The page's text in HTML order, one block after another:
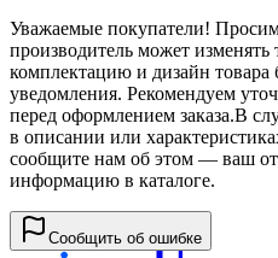
Уважаемые покупатели!
производитель может изменять
комплектацию и дизайн товара
уведомления. Рекомендуем
перед оформлением заказа.В
в описании или
сообщите нам об этом — ваш
информацию в каталоге.
Сообщить об ошибке